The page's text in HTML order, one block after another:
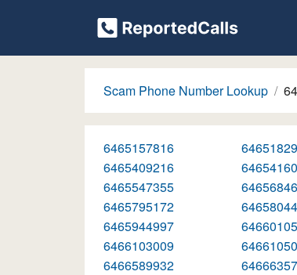
Scam Phone Number Lookup
6465157816
6465409216
6465547355
6465795172
6465944997
6466103009
6466589932